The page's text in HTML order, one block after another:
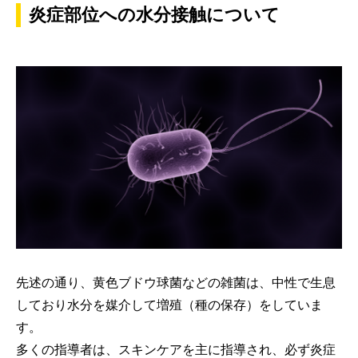
炎症部位への水分接触について
先述の通り、黄色ブドウ球菌などの雑菌は、中性で生息
しており水分を媒介して増殖（種の保存）をしていま
す。
多くの指導者は、スキンケアを主に指導され、必ず炎症